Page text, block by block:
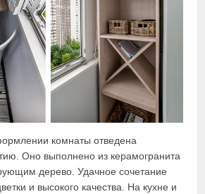
комнаты отведена
Оно выполнено из керамогранита
дерево. Удачное сочетание
и высокого качества. На кухне и